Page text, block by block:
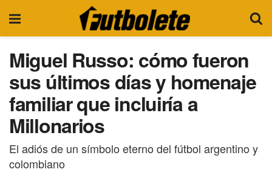
Miguel Russo: cómo fueron
sus últimos días y homenaje
familiar que incluiría a
Millonarios
El adiós de un símbolo eterno del fútbol argentino y
colombiano